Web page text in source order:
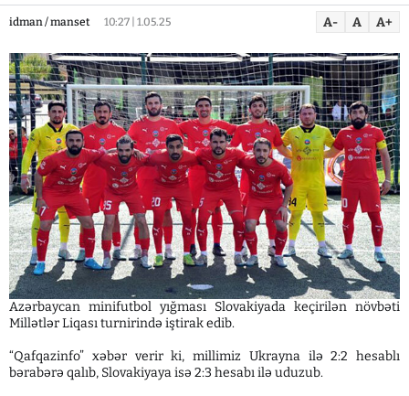
idman / manset 10:27 | 1.05.25 A- A A+
Azərbaycan minifutbol yığması Slovakiyada keçirilən növbəti
Millətlər Liqası turnirində iştirak edib.
“Qafqazinfo” xəbər verir ki, millimiz Ukrayna ilə 2:2 hesablı
bərabərə qalıb, Slovakiyaya isə 2:3 hesabı ilə uduzub.